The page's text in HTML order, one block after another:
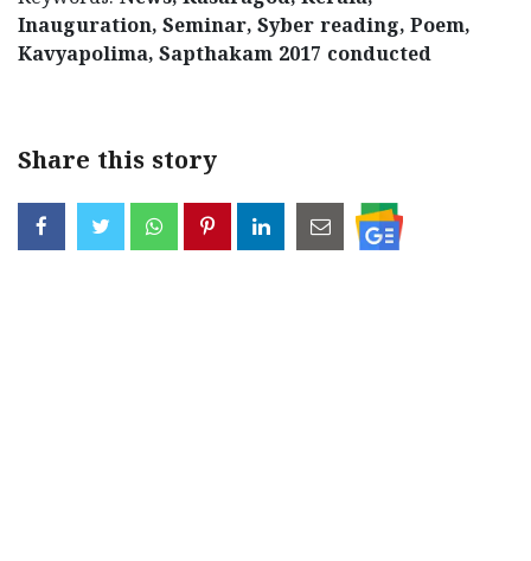
Inauguration, Seminar, Syber reading, Poem,
Kavyapolima, Sapthakam 2017 conducted
Share this story